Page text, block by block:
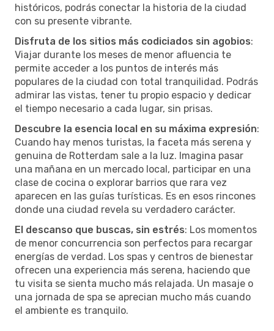
históricos, podrás conectar la historia de la ciudad
con su presente vibrante.
Disfruta de los sitios más codiciados sin agobios:
Viajar durante los meses de menor afluencia te
permite acceder a los puntos de interés más
populares de la ciudad con total tranquilidad. Podrás
admirar las vistas, tener tu propio espacio y dedicar
el tiempo necesario a cada lugar, sin prisas.
Descubre la esencia local en su máxima expresión:
Cuando hay menos turistas, la faceta más serena y
genuina de Rotterdam sale a la luz. Imagina pasar
una mañana en un mercado local, participar en una
clase de cocina o explorar barrios que rara vez
aparecen en las guías turísticas. Es en esos rincones
donde una ciudad revela su verdadero carácter.
El descanso que buscas, sin estrés: Los momentos
de menor concurrencia son perfectos para recargar
energías de verdad. Los spas y centros de bienestar
ofrecen una experiencia más serena, haciendo que
tu visita se sienta mucho más relajada. Un masaje o
una jornada de spa se aprecian mucho más cuando
el ambiente es tranquilo.